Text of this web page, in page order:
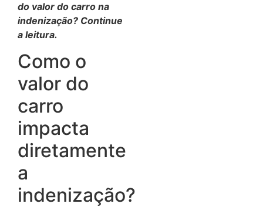
do valor do carro na
indenização? Continue
a leitura.
Como o
valor do
carro
impacta
diretamente
a
indenização?